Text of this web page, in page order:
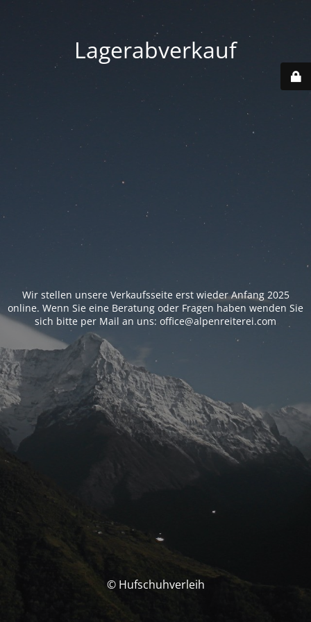
Lagerabverkauf
Wir stellen unsere Verkaufsseite erst wieder Anfang 2025
online. Wenn Sie eine Beratung oder Fragen haben wenden Sie
sich bitte per Mail an uns: office@alpenreiterei.com
© Hufschuhverleih